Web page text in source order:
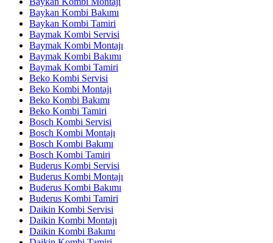
Baykan Kombi Bakımı
Baykan Kombi Tamiri
Baymak Kombi Servisi
Baymak Kombi Montajı
Baymak Kombi Bakımı
Baymak Kombi Tamiri
Beko Kombi Servisi
Beko Kombi Montajı
Beko Kombi Bakımı
Beko Kombi Tamiri
Bosch Kombi Servisi
Bosch Kombi Montajı
Bosch Kombi Bakımı
Bosch Kombi Tamiri
Buderus Kombi Servisi
Buderus Kombi Montajı
Buderus Kombi Bakımı
Buderus Kombi Tamiri
Daikin Kombi Servisi
Daikin Kombi Montajı
Daikin Kombi Bakımı